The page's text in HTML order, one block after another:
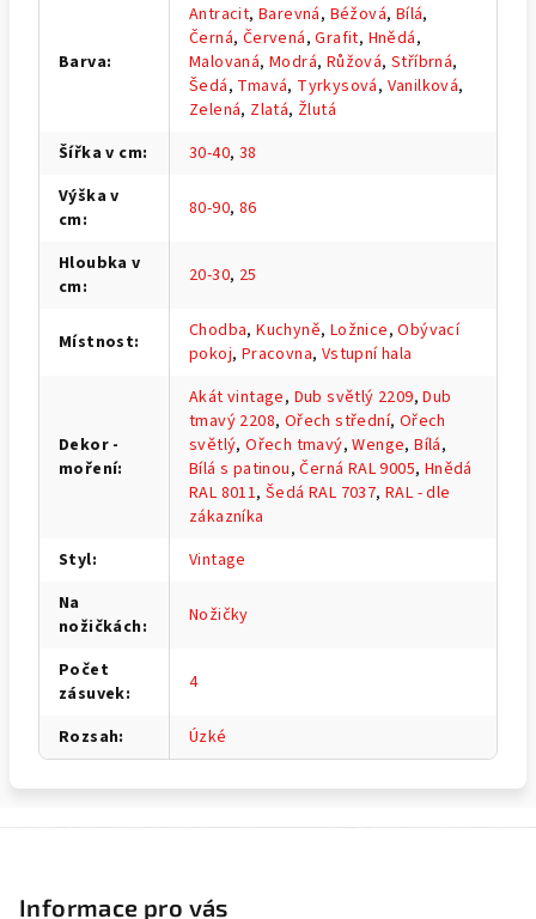
Barva:
Antracit,Barevná, Béžová, Bílá,
Černá, Červená,Grafit, Hnědá,
Malovaná,Modrá, Růžová,Stříbrná,
Šedá, Tmavá, Tyrkysová, Vanilková,
Zelená, Zlatá, Žlutá
Šířka v cm: 30-40, 38
Výška v
cm: 80-90, 86
Hloubka v
cm: 20-30, 25
Místnost: Chodba,Kuchyně, Ložnice,Obývací
pokoj, Pracovna, Vstupní hala
Dekor -
moření:
Akát vintage, Dub světlý 2209,Dub
tmavý 2208, Ořech střední, Ořech
světlý,Ořech tmavý,Wenge,Bílá,
Bílá s patinou,Černá RAL 9005, Hnědá
RAL 8011,Šedá RAL 7037,RAL - dle
zákazníka
Styl:
Vintage
Na
nožičkách: Nožičky
Počet
zásuvek: 4
Rozsah: Úzké
Informace pro vás